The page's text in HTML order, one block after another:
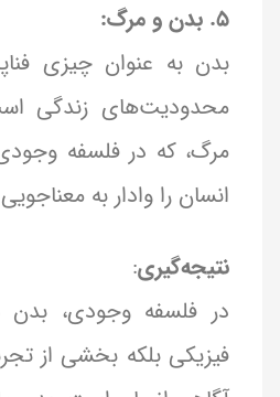
5. بدن و مرگ:
بدن به عنوان چیزی
محدودیت‌های زندگی
مرگ، که در فلسفه
انسان را وادار به
نتیجه‌گیری:
در فلسفه وجودی،
فیزیکی بلکه بخشی از